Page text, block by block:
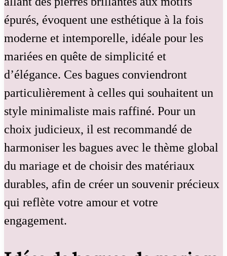
épurés, évoquent une esthétique à la fois
moderne et intemporelle, idéale pour les
mariées en quête de simplicité et
d’élégance. Ces bagues conviendront
particulièrement à celles qui souhaitent un
style minimaliste mais raffiné. Pour un
choix judicieux, il est recommandé de
harmoniser les bagues avec le thème global
du mariage et de choisir des matériaux
durables, afin de créer un souvenir précieux
qui reflète votre amour et votre
engagement.